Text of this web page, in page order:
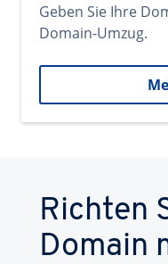
Geben Sie Ihre
Domain-Umzug.
Richten
Domain